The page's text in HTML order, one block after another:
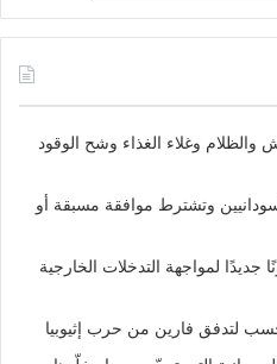
وغلاء الغذاء وشح الوقود
وتشترط موافقة مسبقة أو
لمواجهة التدخلات الخارجية
لتدفق فارين من حرب إثيوبيا